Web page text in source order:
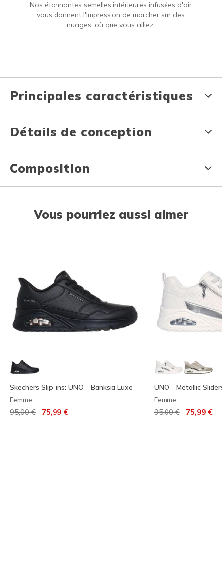
Nos étonnantes semelles intérieures infusées d'air
vous donnent l'impression de marcher sur des
nuages, où que vous alliez.
Principales caractéristiques
Détails de conception
Composition
Vous pourriez aussi aimer
Skechers Slip-ins: UNO - Banksia Luxe
Femme
Prix réduit de
95,00 € 75,99 €
UNO - Metallic
Femme
Prix réduit de
95,00 €à 75,99 €